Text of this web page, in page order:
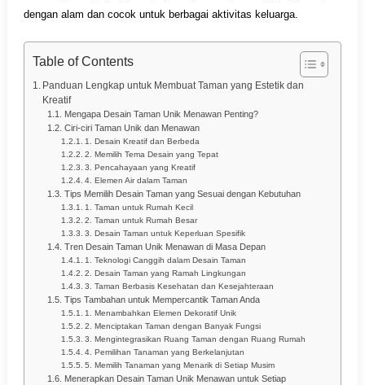
dengan alam dan cocok untuk berbagai aktivitas keluarga.
Table of Contents
Panduan Lengkap untuk Membuat Taman yang Estetik dan
Kreatif
Mengapa Desain Taman Unik Menawan Penting?
Ciri-ciri Taman Unik dan Menawan
1. Desain Kreatif dan Berbeda
2. Memilih Tema Desain yang Tepat
3. Pencahayaan yang Kreatif
4. Elemen Air dalam Taman
Tips Memilih Desain Taman yang Sesuai dengan Kebutuhan
1. Taman untuk Rumah Kecil
2. Taman untuk Rumah Besar
3. Desain Taman untuk Keperluan Spesifik
Tren Desain Taman Unik Menawan di Masa Depan
1. Teknologi Canggih dalam Desain Taman
2. Desain Taman yang Ramah Lingkungan
3. Taman Berbasis Kesehatan dan Kesejahteraan
Tips Tambahan untuk Mempercantik Taman Anda
1. Menambahkan Elemen Dekoratif Unik
2. Menciptakan Taman dengan Banyak Fungsi
3. Mengintegrasikan Ruang Taman dengan Ruang Rumah
4. Pemilihan Tanaman yang Berkelanjutan
5. Memilih Tanaman yang Menarik di Setiap Musim
Menerapkan Desain Taman Unik Menawan untuk Setiap